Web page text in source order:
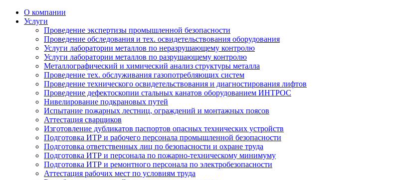
О компании
Услуги
Проведение экспертизы промышленной безопасности
Проведение обследования и тех. освидетельствования оборудования
Услуги лаборатории металлов по неразрушающему контролю
Услуги лаборатории металлов по разрушающему контролю
Металлографический и химический анализ структуры металла
Проведение тех. обслуживания газопотребляющих систем
Проведение технического освидетельствования и диагностирования лифтов
Проведение дефектоскопии стальных канатов оборудованием ИНТРОС
Нивелирование подкрановых путей
Испытание пожарных лестниц, ограждений и монтажных поясов
Аттестация сварщиков
Изготовление дубликатов паспортов опасных технических устройств
Подготовка ИТР и рабочего персонала промышленной безопасности
Подготовка ответственных лиц по безопасности и охране труда
Подготовка ИТР и персонала по пожарно-техническому минимуму
Подготовка ИТР и ремонтного персонала по электробезопасности
Аттестация рабочих мест по условиям труда